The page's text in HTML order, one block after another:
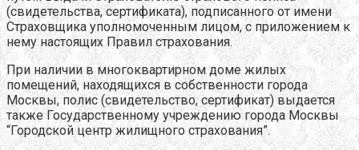
(свидетельства, сертификата), подписанного от имени
Страховщика уполномоченным лицом, с приложением к
нему настоящих Правил страхования.
При наличии в многоквартирном доме жилых
помещений, находящихся в собственности города
Москвы, полис (свидетельство, сертификат) выдается
также Государственному учреждению города Москвы
“Городской центр жилищного страхования”.